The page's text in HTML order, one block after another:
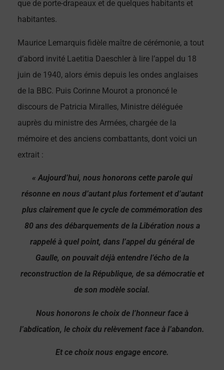
que de porte-drapeaux et de quelques habitants et
habitantes.
Maurice Lemarquis fidèle maître de cérémonie, a tout
d’abord invité Laetitia Daeschler à lire l’appel du 18
juin de 1940, alors émis depuis les ondes anglaises
de la BBC. Puis Corinne Mourot a prononcé le
discours de Patricia Miralles, Ministre déléguée
auprès du ministre des Armées, chargée de la
mémoire et des anciens combattants, dont voici un
extrait :
« Aujourd’hui, nous honorons cette parole qui
résonne en nous d’autant plus fortement et d’autant
plus clairement que le cycle de commémoration des
80 ans des débarquements de la Libération nous a
rappelé à quel point, dans l’appel du général de
Gaulle, on pouvait déjà entendre l’écho de la
reconstruction de la République, de sa démocratie et
de son modèle social.
Nous honorons le choix de l’honneur face à
l’abdication, le choix du relèvement face à l’abandon.
Et ce choix nous engage encore.